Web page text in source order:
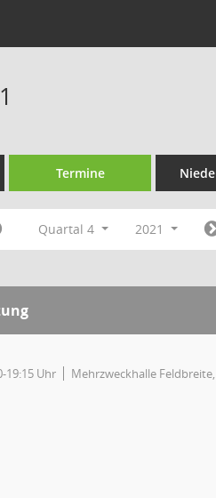
Termine
Quartal 4 2021
19:15 Uhr Mehrzweckhalle